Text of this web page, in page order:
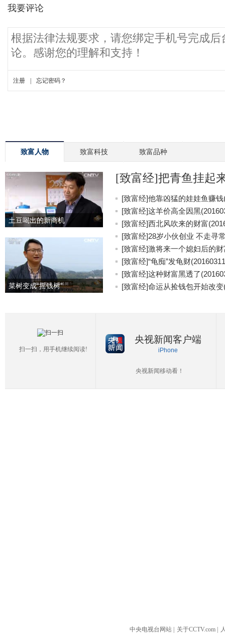
致富人物 致富科技 致富品种
土豆喝出的新商机
菜树变成“摇钱树”
[致富经]把青鱼挂起
[致富经]他靠凶猛的娃娃鱼赚钱
[致富经]这羊价高全因黑
[致富经]西北风吹来的财富
[致富经]28岁小伙创业 不走寻
[致富经]激将来一个媳妇后的
[致富经]“龟痴”发龟财
[致富经]这种财富黑透了
[致富经]命运从捡钱包开始改变
扫一扫，用手机继续阅读!
央视新闻客户端
iPhone
央视新闻移动看！
中央电视台网站 关于CCTV.com